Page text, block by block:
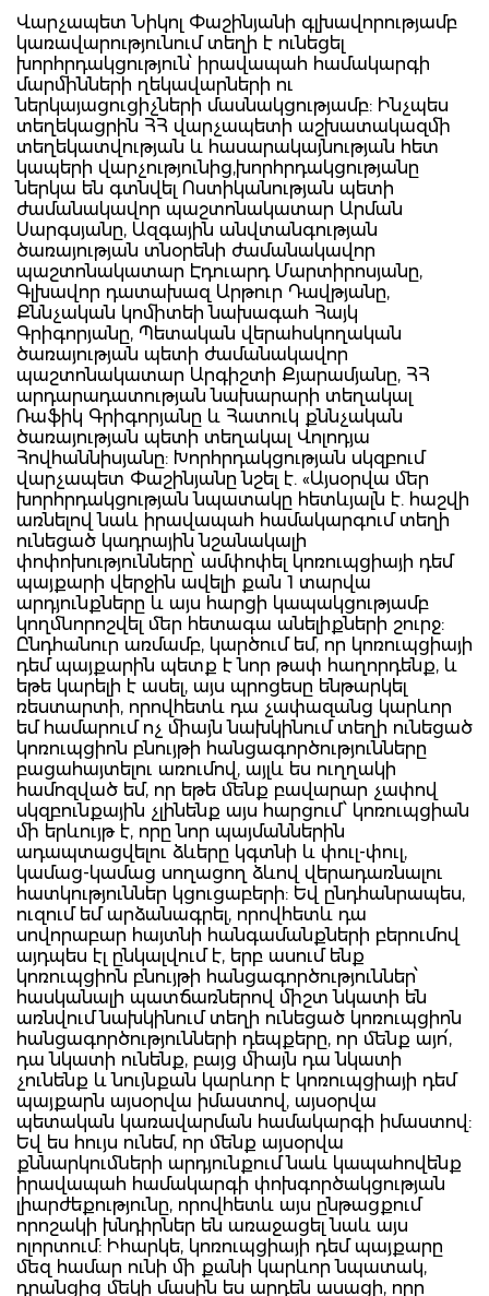
Վարչապետ Նիկոլ Փաշինյանի գլխավորությամբ
կառավարությունում տեղի է ունեցել
խորհրդակցություն՝ իրավապահ համակարգի
մարմինների ղեկավարների ու
ներկայացուցիչների մասնակցությամբ: Ինչպես
տեղեկացրին ՀՀ վարչապետի աշխատակազմի
տեղեկատվության և հասարակայնության հետ
կապերի վարչությունից,խորհրդակցությանը
ներկա են գտնվել Ոստիկանության պետի
ժամանակավոր պաշտոնակատար Արման
Սարգսյանը, Ազգային անվտանգության
ծառայության տնօրենի ժամանակավոր
պաշտոնակատար Էդուարդ Մարտիրոսյանը,
Գլխավոր դատախազ Արթուր Դավթյանը,
Քննչական կոմիտեի նախագահ Հայկ
Գրիգորյանը, Պետական վերահսկողական
ծառայության պետի ժամանակավոր
պաշտոնակատար Արգիշտի Քյարամյանը, ՀՀ
արդարադատության նախարարի տեղակալ
Ռաֆիկ Գրիգորյանը և Հատուկ քննչական
ծառայության պետի տեղակալ Վոլոդյա
Հովհաննիսյանը: Խորհրդակցության սկզբում
վարչապետ Փաշինյանը նշել է. «Այսօրվա մեր
խորհրդակցության նպատակը հետևյալն է. հաշվի
առնելով նաև իրավապահ համակարգում տեղի
ունեցած կադրային նշանակալի
փոփոխությունները՝ ամփոփել կոռուպցիայի դեմ
պայքարի վերջին ավելի քան 1 տարվա
արդյունքները և այս հարցի կապակցությամբ
կողմնորոշվել մեր հետագա անելիքների շուրջ:
Ընդհանուր առմամբ, կարծում եմ, որ կոռուպցիայի
դեմ պայքարին պետք է նոր թափ հաղորդենք, և
եթե կարելի է ասել, այս պրոցեսը ենթարկել
ռեստարտի, որովհետև դա չափազանց կարևոր
եմ համարում ոչ միայն նախկինում տեղի ունեցած
կոռուպցիոն բնույթի հանցագործությունները
բացահայտելու առումով, այլև ես ուղղակի
համոզված եմ, որ եթե մենք բավարար չափով
սկզբունքային չլինենք այս հարցում՝ կոռուպցիան
մի երևույթ է, որը նոր պայմաններին
ադապտացվելու ձևերը կգտնի և փուլ-փուլ,
կամաց-կամաց սողացող ձևով վերադառնալու
հատկություններ կցուցաբերի: Եվ ընդհանրապես,
ուզում եմ արձանագրել, որովհետև դա
սովորաբար հայտնի հանգամանքների բերումով
այդպես էլ ընկալվում է, երբ ասում ենք
կոռուպցիոն բնույթի հանցագործություններ՝
հասկանալի պատճառներով միշտ նկատի են
առնվում նախկինում տեղի ունեցած կոռուպցիոն
հանցագործությունների դեպքերը, որ մենք այո՛,
դա նկատի ունենք, բայց միայն դա նկատի
չունենք և նույնքան կարևոր է կոռուպցիայի դեմ
պայքարն այսօրվա իմաստով, այսօրվա
պետական կառավարման համակարգի իմաստով:
Եվ ես հույս ունեմ, որ մենք այսօրվա
քննարկումների արդյունքում նաև կապահովենք
իրավապահ համակարգի փոխգործակցության
լիարժեքությունը, որովհետև այս ընթացքում
որոշակի խնդիրներ են առաջացել նաև այս
ոլորտում: Իհարկե, կոռուպցիայի դեմ պայքարը
մեզ համար ունի մի քանի կարևոր նպատակ,
դրանցից մեկի մասին ես արդեն ասացի, որը